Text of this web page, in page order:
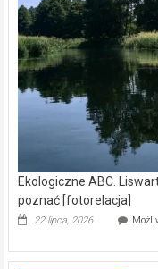
Ekologiczne ABC.
poznać [fotorelacja]
22 lipca, 2026